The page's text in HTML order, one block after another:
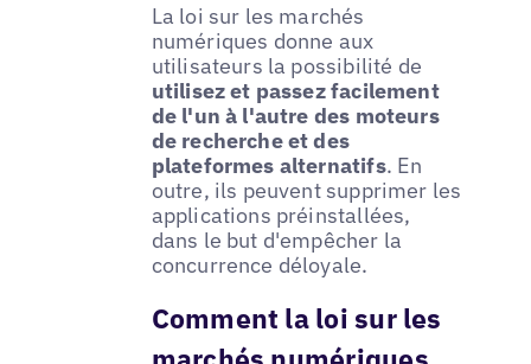
La loi sur les marchés
numériques donne aux
utilisateurs la possibilité de
utilisez et passez facilement
de l'un à l'autre des moteurs
de recherche et des
plateformes alternatifs. En
outre, ils peuvent supprimer les
applications préinstallées,
dans le but d'empêcher la
concurrence déloyale.
Comment la loi sur les